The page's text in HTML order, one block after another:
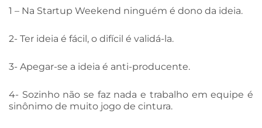
1 – Na Startup Weekend ninguém é dono da ideia.
2- Ter ideia é fácil, o difícil é validá-la.
3- Apegar-se a ideia é anti-producente.
4- Sozinho não se faz nada e trabalho em equipe é
sinônimo de muito jogo de cintura.